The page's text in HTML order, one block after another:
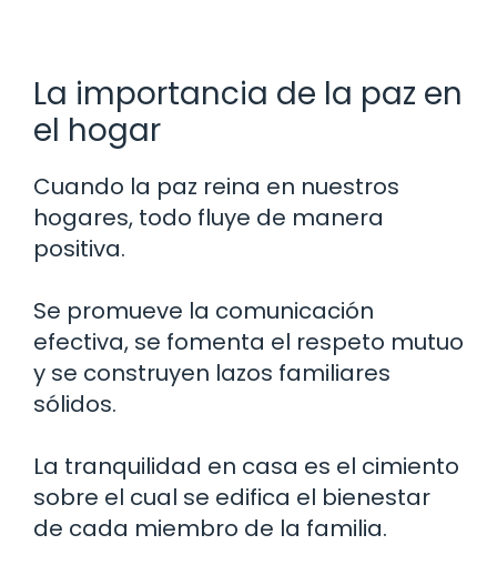
La importancia de la paz en
el hogar
Cuando la paz reina en nuestros
hogares, todo fluye de manera
positiva.
Se promueve la comunicación
efectiva, se fomenta el respeto mutuo
y se construyen lazos familiares
sólidos.
La tranquilidad en casa es el cimiento
sobre el cual se edifica el bienestar
de cada miembro de la familia.